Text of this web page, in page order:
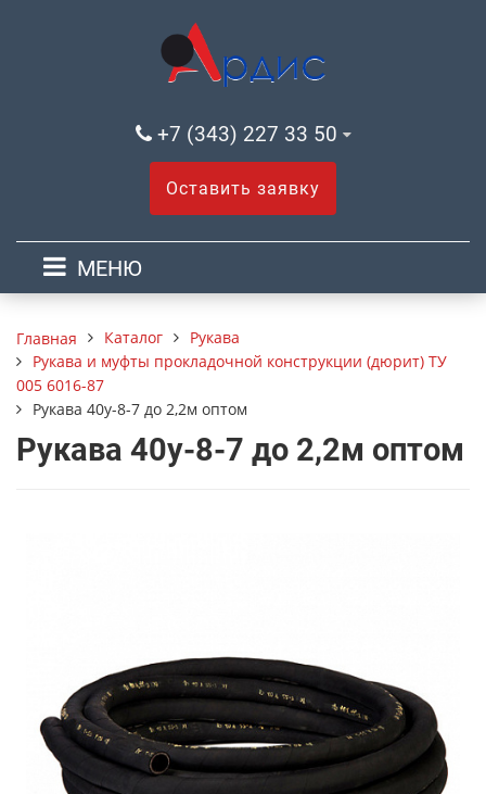
+7 (343) 227 33 50
Оставить заявку
МЕНЮ
Главная Каталог
Рукава
Рукава и муфты прокладочной конструкции (дюрит) ТУ
005 6016-87
Рукава 40у-8-7 до 2,2м оптом
Рукава 40у-8-7 до 2,2м оптом